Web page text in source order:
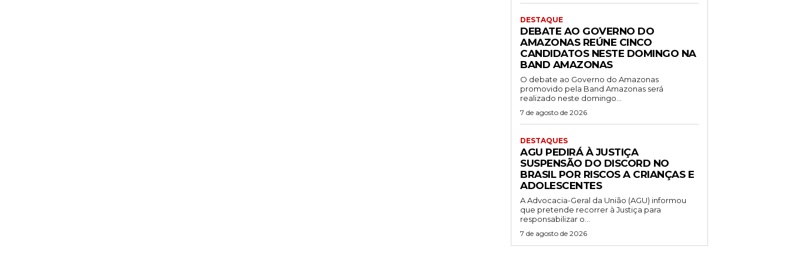
DESTAQUE
DEBATE AO GOVERNO DO
AMAZONAS REÚNE CINCO
CANDIDATOS NESTE DOMINGO NA
BAND AMAZONAS
O debate ao Governo do Amazonas
promovido pela Band Amazonas será
realizado neste domingo...
7 de agosto de 2026
DESTAQUES
AGU PEDIRÁ À JUSTIÇA
SUSPENSÃO DO DISCORD NO
BRASIL POR RISCOS A CRIANÇAS E
ADOLESCENTES
A Advocacia-Geral da União (AGU) informou
que pretende recorrer à Justiça para
responsabilizar o...
7 de agosto de 2026